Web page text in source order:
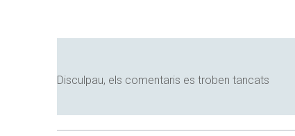
Disculpau, els comentaris es troben tancats